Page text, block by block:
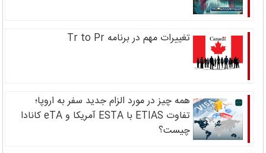
تغییرات مهم در برنامه Tr to Pr
همه چیز در مورد الزام جدید سفر به اروپا؛
تفاوت ETIAS با ESTA آمریکا و eTA کانادا
چیست؟